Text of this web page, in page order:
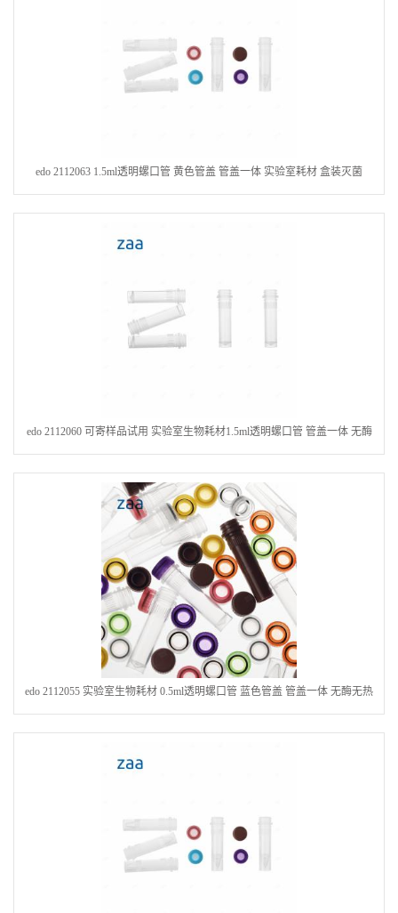
edo 2112063 1.5ml透明螺口管 黄色管盖 管盖一体 实验室耗材 盒装灭菌
edo 2112060 可寄样品试用 实验室生物耗材1.5ml透明螺口管 管盖一体 无酶
无热源 灭菌
edo 2112055 实验室生物耗材 0.5ml透明螺口管 蓝色管盖 管盖一体 无酶无热
源塑料盒装灭菌